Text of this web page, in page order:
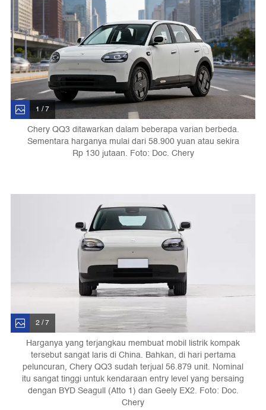
1 / 7
Chery QQ3 ditawarkan dalam beberapa varian berbeda.
Sementara harganya mulai dari 58.900 yuan atau sekira
Rp 130 jutaan. Foto: Doc. Chery
2 / 7
Harganya yang terjangkau membuat mobil listrik kompak
tersebut sangat laris di China. Bahkan, di hari pertama
peluncuran, Chery QQ3 sudah terjual 56.879 unit. Nominal
itu sangat tinggi untuk kendaraan entry level yang bersaing
dengan BYD Seagull (Atto 1) dan Geely EX2. Foto: Doc.
Chery